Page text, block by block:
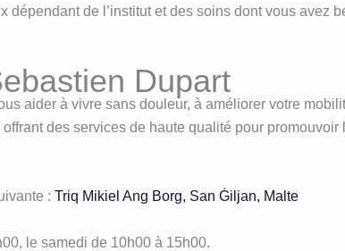
dépendant de l’institut et des soins dont vous avez
Dupart
aider à vivre sans douleur, à améliorer votre
des services de haute qualité pour promouvoir
: Triq Mikiel Ang Borg, San Ġiljan, Malte
le samedi de 10h00 à 15h00.